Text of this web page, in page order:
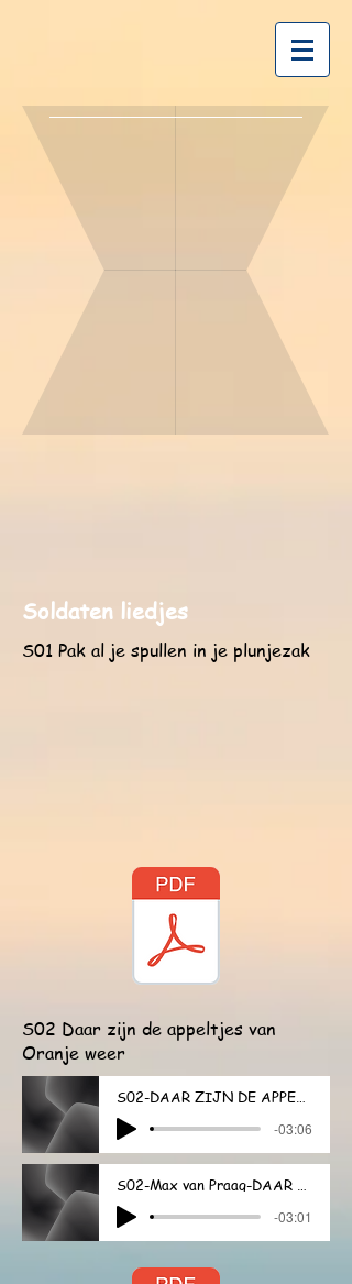
Soldaten liedjes
S01 Pak al je spullen in je plunjezak
S02 Daar zijn de appeltjes van
Oranje weer
S02-DAAR ZIJN DE APPELTJES VAN ORANJE WEER
-03:06
S02-Max van Praag-DAAR ZIJN DE APPELTJES VAN ORANJE WEER
-03:01